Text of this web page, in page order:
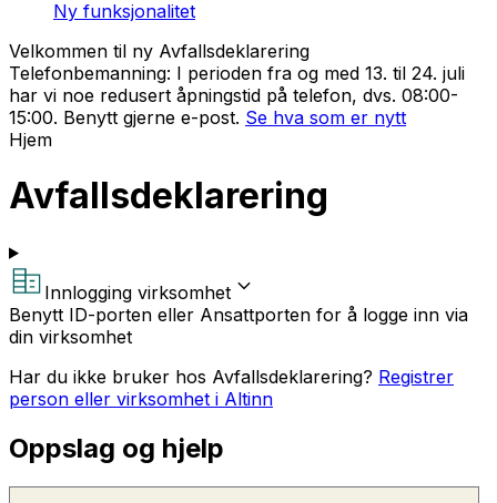
Ny funksjonalitet
Velkommen til ny Avfallsdeklarering
Telefonbemanning: I perioden fra og med 13. til 24. juli
har vi noe redusert åpningstid på telefon, dvs. 08:00-
15:00. Benytt gjerne e-post. Se hva som er nytt
Hjem
Avfallsdeklarering
Innlogging virksomhet
Benytt ID-porten eller Ansattporten for å logge inn via
din virksomhet
Har du ikke bruker hos Avfallsdeklarering? Registrer
person eller virksomhet i Altinn
Oppslag og hjelp